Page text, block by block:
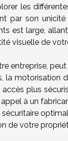
les
par son
est large,
visuelle de
entreprise,
la motorisation
plus
à un
de votre